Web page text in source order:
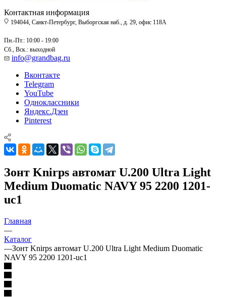
Контактная информация
194044, Санкт-Петербург, Выборгская наб., д. 29, офис 118А
Пн.-Пт.: 10:00 - 19:00
Сб., Вск.: выходной
info@grandbag.ru
Вконтакте
Telegram
YouTube
Одноклассники
Яндекс.Дзен
Pinterest
Зонт Knirps автомат U.200 Ultra Light
Medium Duomatic NAVY 95 2200 1201-
uc1
Главная
—
Каталог
—Зонт Knirps автомат U.200 Ultra Light Medium Duomatic
NAVY 95 2200 1201-uc1